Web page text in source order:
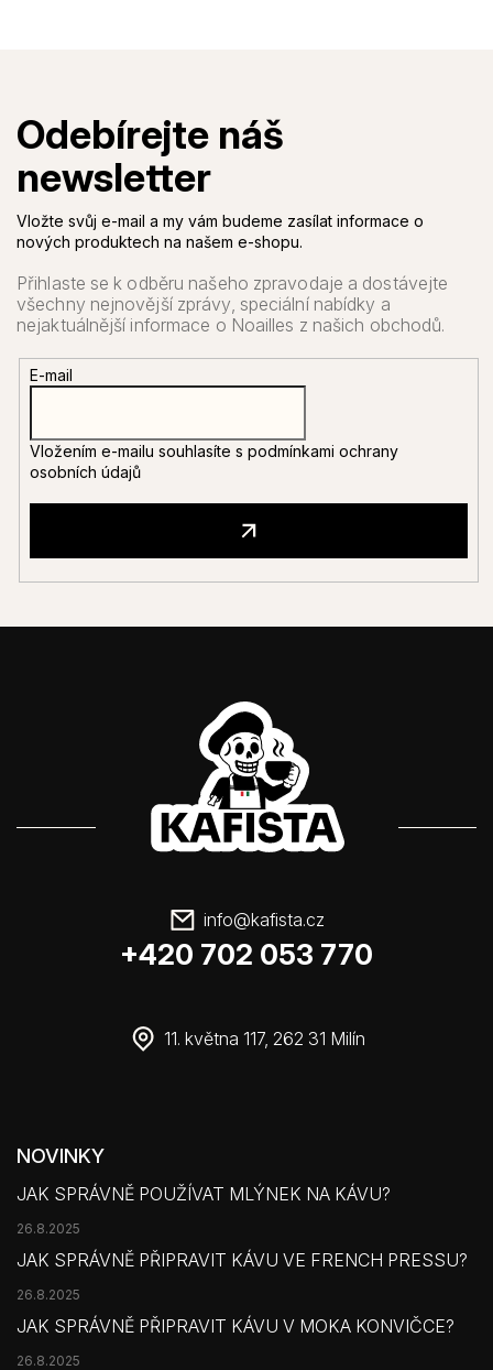
Vložte svůj e-mail a my vám budeme zasílat informace o
nových produktech na našem e-shopu.
E-mail
Vložením e-mailu souhlasíte s podmínkami ochrany
osobních údajů
info@kafista.cz
+420 702 053 770
11. května 117, 262 31 Milín
NOVINKY
JAK SPRÁVNĚ POUŽÍVAT MLÝNEK NA KÁVU?
26.8.2025
JAK SPRÁVNĚ PŘIPRAVIT KÁVU VE FRENCH PRESSU?
26.8.2025
JAK SPRÁVNĚ PŘIPRAVIT KÁVU V MOKA KONVIČCE?
26.8.2025